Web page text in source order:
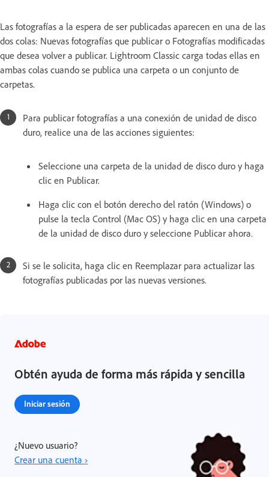
Las fotografías a la espera de ser publicadas aparecen en una de las
dos colas: Nuevas fotografías que publicar o Fotografías modificadas
que desea volver a publicar. Lightroom Classic carga todas ellas en
ambas colas cuando se publica una carpeta o un conjunto de
carpetas.
Para publicar fotografías a una conexión de unidad de disco
duro, realice una de las acciones siguientes:
Seleccione una carpeta de la unidad de disco duro y haga
clic en Publicar.
Haga clic con el botón derecho del ratón (Windows) o
pulse la tecla Control (Mac OS) y haga clic en una carpeta
de la unidad de disco duro y seleccione Publicar ahora.
Si se le solicita, haga clic en Reemplazar para actualizar las
fotografías publicadas por las nuevas versiones.
Obtén ayuda de forma más rápida y sencilla
Iniciar sesión
¿Nuevo usuario?
Crear una cuenta ›